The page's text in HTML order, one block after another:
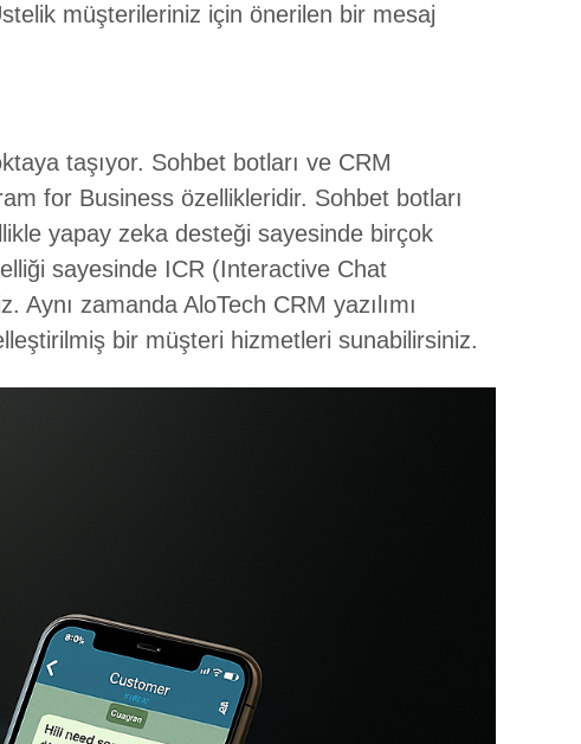
müşterileriniz için önerilen bir mesaj
taşıyor. Sohbet botları ve CRM
for Business özellikleridir. Sohbet botları
yapay zeka desteği sayesinde birçok
sayesinde ICR (Interactive Chat
zamanda AloTech CRM yazılımı
bir müşteri hizmetleri sunabilirsiniz.